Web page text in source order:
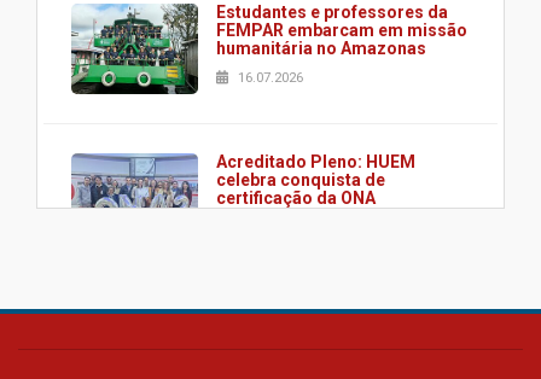
Estudantes e professores da
FEMPAR embarcam em missão
humanitária no Amazonas
16.07.2026
Acreditado Pleno: HUEM
celebra conquista de
certificação da ONA
HUEM é o primeiro hospital do
UTI's inteligentes